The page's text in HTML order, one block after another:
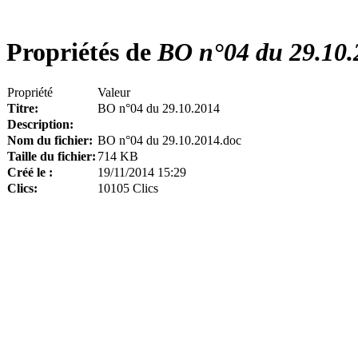
Propriétés deBO n°04 du
Propriété
Valeur
Titre:
BO n°04 du 29.10.2014
Description:
Nom du fichier: BO n°04 du 29.10.2014.doc
Taille du fichier: 714 KB
Créé le :
19/11/2014 15:29
Clics:
10105 Clics